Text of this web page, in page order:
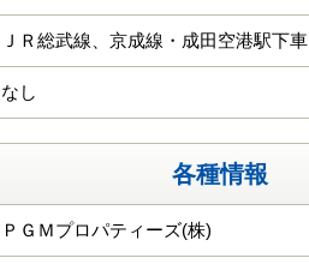
ＪＲ総武線、京成線・成田空港駅下車
なし
各種情報
ＰＧＭプロパティーズ(株)